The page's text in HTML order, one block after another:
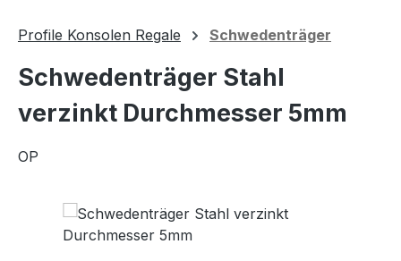
Profile Konsolen Regale Schwedenträger
Schwedenträger Stahl
verzinkt Durchmesser 5mm
OP